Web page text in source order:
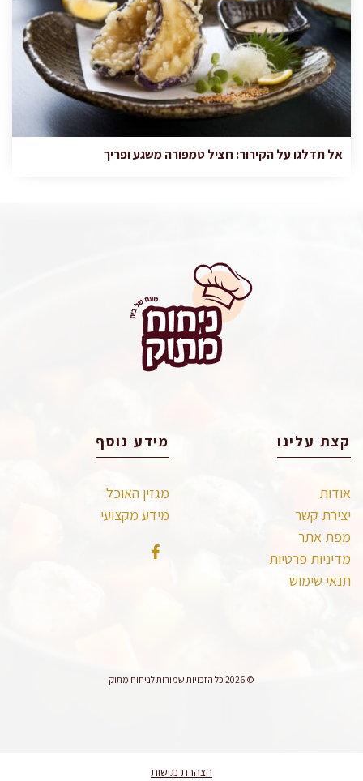
אל תדלגו על הקירור: חציל טמפורה משגע ופריך
קצת עלינו
אודות
יצירת קשר
מפת אתר
מדיניות פרטיות
תנאי שימוש
מידע נוסף
מגזין האוכל
מידע מקצועי
© 2026 כל הזכויות שמורות לניחוח מתוק
הצהרת נגישות